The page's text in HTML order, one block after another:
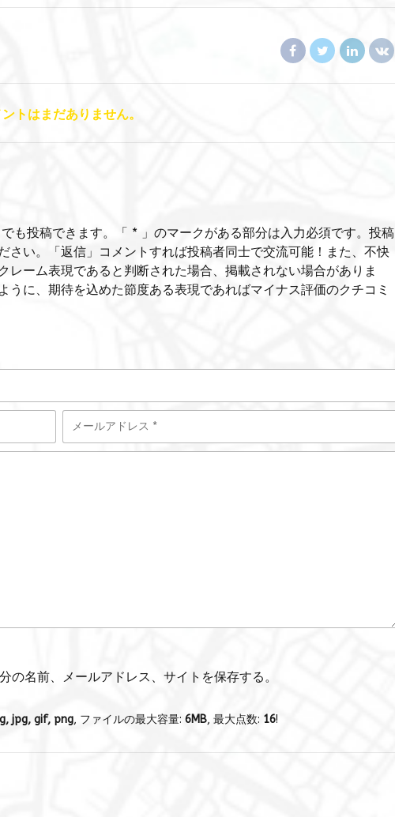
トはまだありません。
も投稿できます。「 * 」のマークがある部分は入力必須です。投稿
さい。「返信」コメントすれば投稿者同士で交流可能！また、不快
ーム表現であると判断された場合、掲載されない場合がありま
に、期待を込めた節度ある表現であればマイナス評価のクチコミ
名前、メールアドレス、サイトを保存する。
jpg, gif, png, ファイルの最大容量: 6MB, 最大点数: 16!